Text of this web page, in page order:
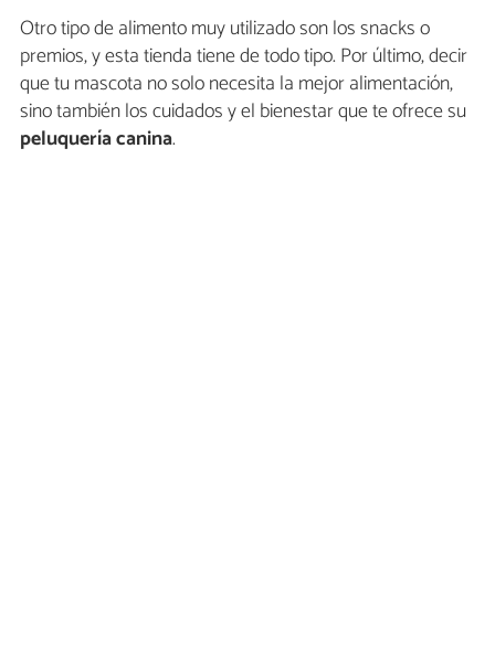
Otro tipo de alimento muy utilizado son los snacks o
premios, y esta tienda tiene de todo tipo. Por último, decir
que tu mascota no solo necesita la mejor alimentación,
sino también los cuidados y el bienestar que te ofrece su
peluquería canina.